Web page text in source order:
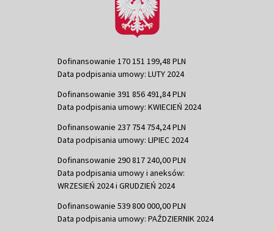
Dofinansowanie 170 151 199,48 PLN
Data podpisania umowy: LUTY 2024
Dofinansowanie 391 856 491,84 PLN
Data podpisania umowy: KWIECIEŃ 2024
Dofinansowanie 237 754 754,24 PLN
Data podpisania umowy: LIPIEC 2024
Dofinansowanie 290 817 240,00 PLN
Data podpisania umowy i aneksów:
WRZESIEŃ 2024 i GRUDZIEŃ 2024
Dofinansowanie 539 800 000,00 PLN
Data podpisania umowy: PAŹDZIERNIK 2024